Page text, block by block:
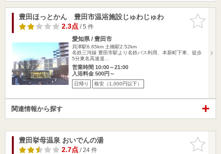
お気に入
りに追加
豊田ほっとかん 豊田市温浴施設じゅわじゅわ
2.3点/ 5 件
愛知県 / 豊田市
貝津駅6.65km 土橋駅2.52km
名鉄三河線 豊田市駅より名鉄バス利用、本新町下車、徒歩
5分東名高速道…
営業時間 10:00～21:00
入浴料金 500円～
日帰り 格安（1,000円以下）
関連情報から探す
お気に入
りに追加
豊田挙母温泉 おいでんの湯
2.7点/ 24 件